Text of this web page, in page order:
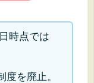
時点では
度を廃止。